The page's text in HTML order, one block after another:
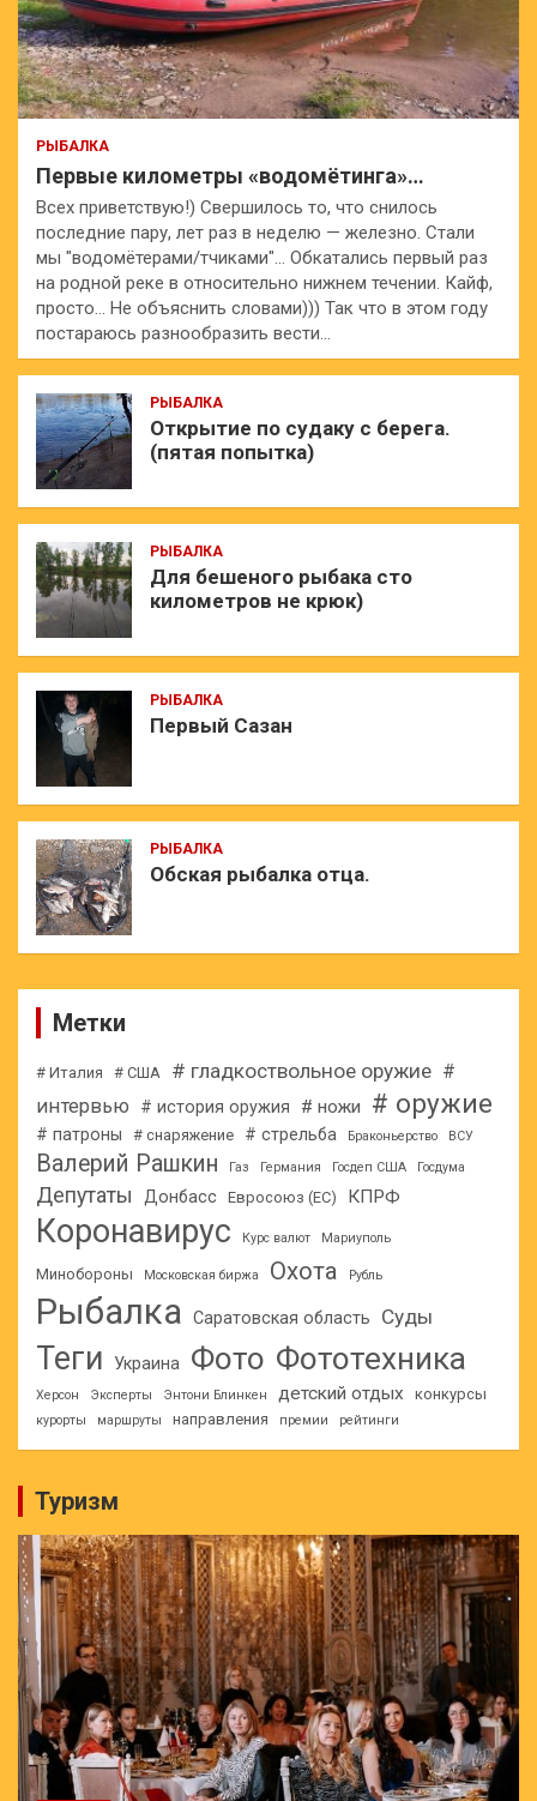
РЫБАЛКА
Первые километры «водомётинга»…
Всех приветствую!) Свершилось то, что снилось
последние пару, лет раз в неделю — железно. Стали
мы "водомётерами/тчиками"… Обкатались первый раз
на родной реке в относительно нижнем течении. Кайф,
просто… Не объяснить словами))) Так что в этом году
постараюсь разнообразить вести…
РЫБАЛКА
Открытие по судаку с берега.
(пятая попытка)
РЫБАЛКА
Для бешеного рыбака сто
километров не крюк)
РЫБАЛКА
Первый Сазан
РЫБАЛКА
Обская рыбалка отца.
Метки
# Италия # США # гладкоствольное оружие #
интервью
# история оружия # ножи # оружие
# патроны # снаряжение # стрельба Браконьерство ВСУ
Валерий Рашкин Газ Германия Госдеп США Госдума
Депутаты Донбасс Евросоюз (ЕС) КПРФ
Коронавирус Курс валют Мариуполь
Минобороны Московская биржа Охота Рубль
Рыбалка Саратовская область Суды
Теги Украина Фото Фототехника
Херсон Эксперты Энтони Блинкен детский отдых конкурсы
курорты маршруты направления премии рейтинги
Туризм